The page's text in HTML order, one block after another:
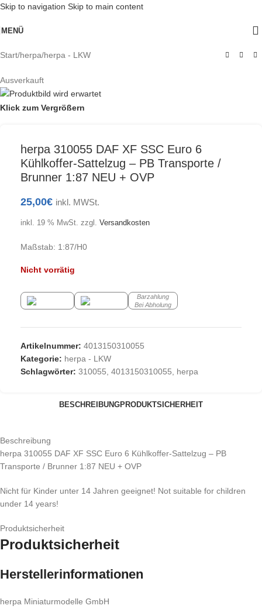
Skip to navigation Skip to main content
MENÜ
Start/herpa/herpa - LKW
Ausverkauft
Klick zum Vergrößern
herpa 310055 DAF XF SSC Euro 6
Kühlkoffer-Sattelzug – PB Transporte /
Brunner 1:87 NEU + OVP
25,00€ inkl. MWSt.
inkl. 19 % MwSt. zzgl. Versandkosten
Maßstab: 1:87/H0
Nicht vorrätig
Barzahlung
Bei Abholung
Artikelnummer: 4013150310055
Kategorie: herpa - LKW
Schlagwörter: 310055, 4013150310055, herpa
BESCHREIBUNGPRODUKTSICHERHEIT
Beschreibung
herpa 310055 DAF XF SSC Euro 6 Kühlkoffer-Sattelzug – PB
Transporte / Brunner 1:87 NEU + OVP
Nicht für Kinder unter 14 Jahren geeignet! Not suitable for children
under 14 years!
Produktsicherheit
Produktsicherheit
Herstellerinformationen
herpa Miniaturmodelle GmbH